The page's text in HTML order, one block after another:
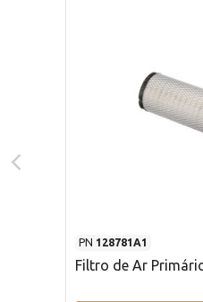
PN 128781A1
Filtro de Ar